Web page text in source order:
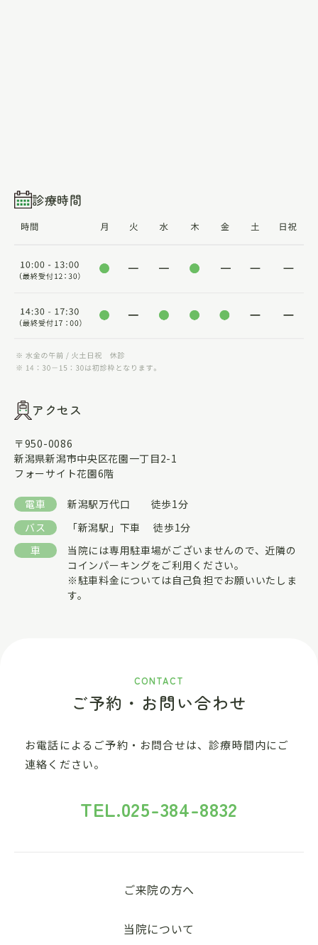
診療時間
アクセス
〒950-0086
新潟県新潟市中央区花園一丁目2-1
フォーサイト花園6階
電車
新潟駅万代口 徒歩1分
バス
「新潟駅」下車 徒歩1分
車
当院には専用駐車場がございませんので、近隣の
コインパーキングをご利用ください。
※駐車料金については自己負担でお願いいたしま
す。
CONTACT
ご予約・お問い合わせ
お電話によるご予約・お問合せは、診療時間内にご
連絡ください。
TEL.025-384-8832
ご来院の方へ
当院について